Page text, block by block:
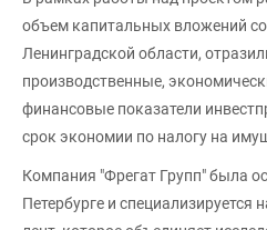
объем капитальных вложений
Ленинградской области,
производственные,
финансовые показатели
срок экономии по налогу на
Компания "Фрегат Групп" была
Петербурге и специализируется